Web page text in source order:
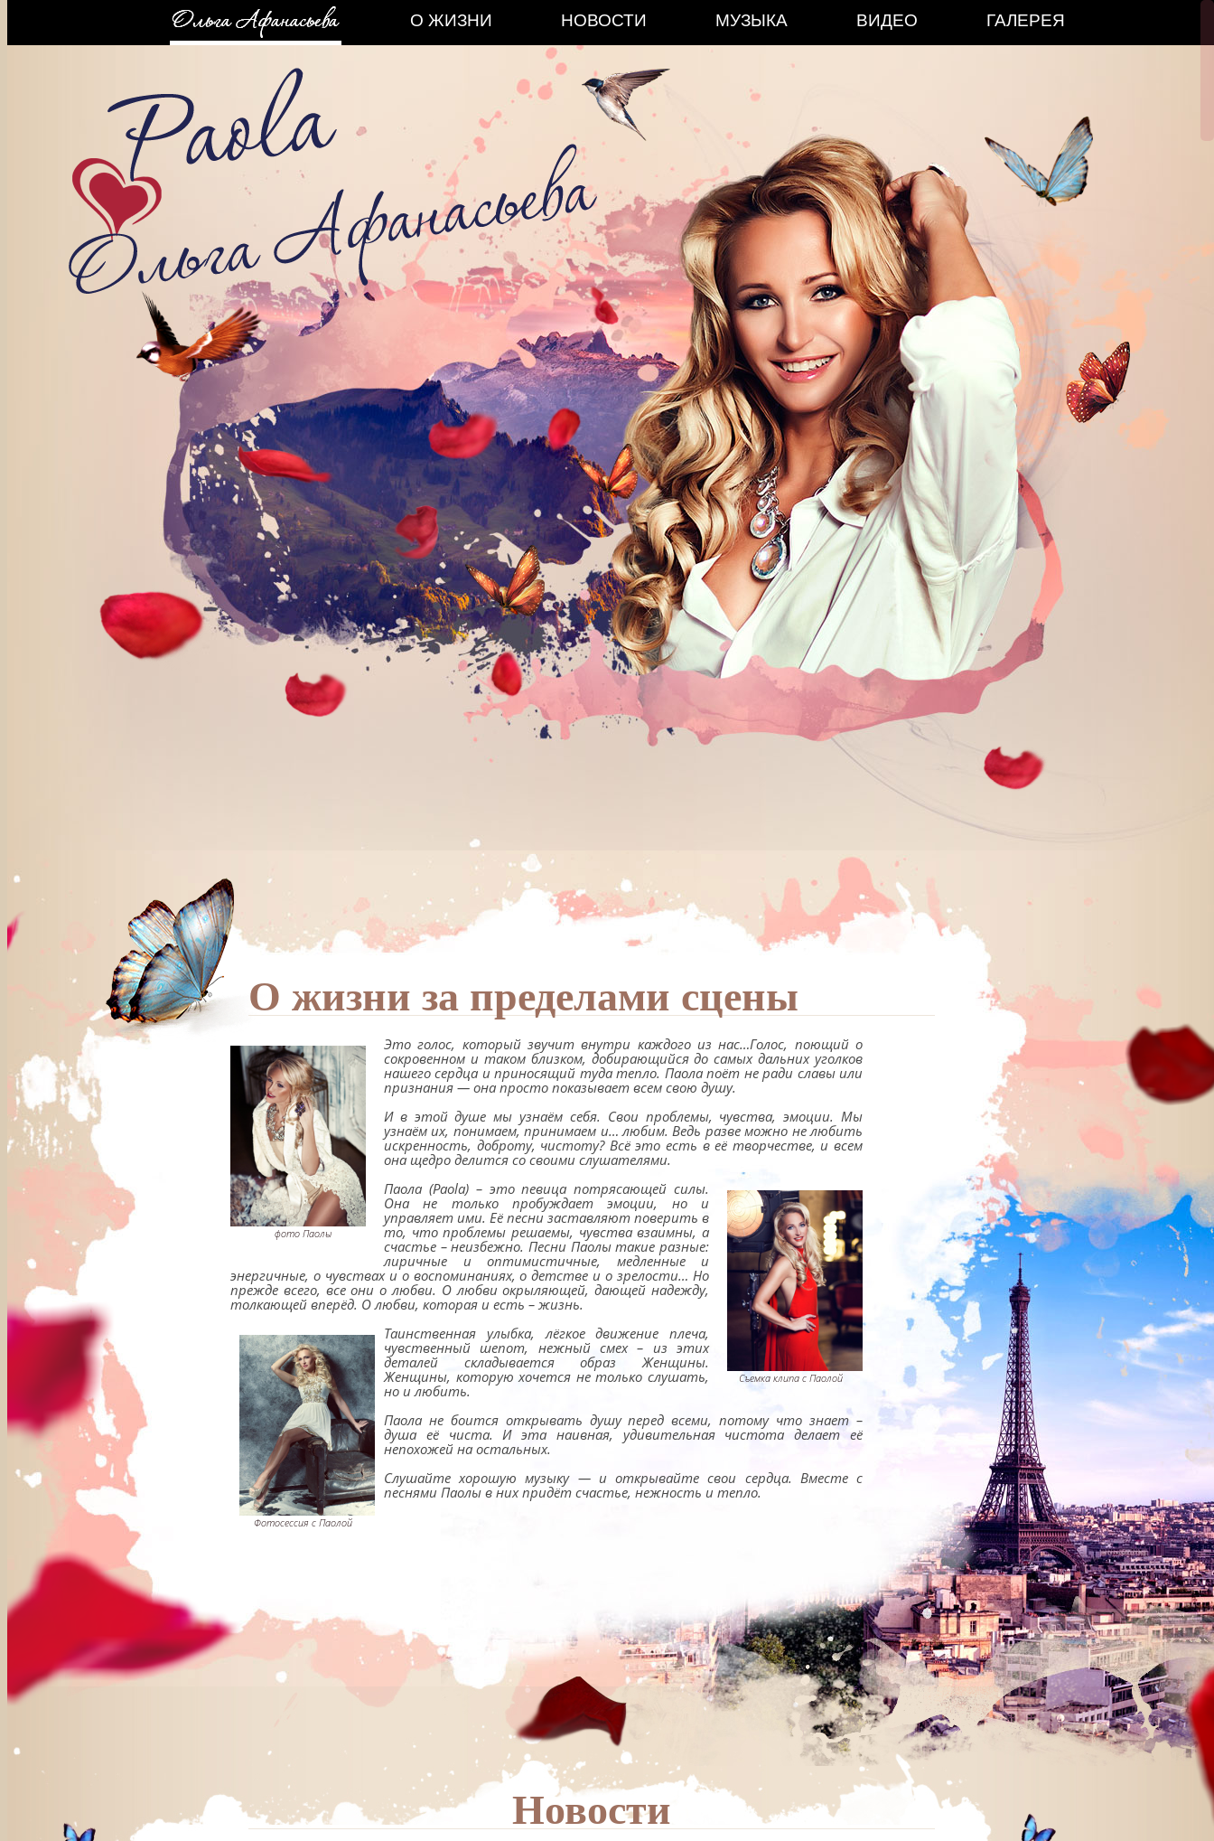
О ЖИЗНИ НОВОСТИ МУЗЫКА ВИДЕО ГАЛЕРЕЯ
О жизни за пределами сцены
фото Паолы
Это голос, который звучит внутри каждого из нас…Голос, поющий о
сокровенном и таком близком, добирающийся до самых дальних уголков
нашего сердца и приносящий туда тепло. Паола поёт не ради славы или
признания — она просто показывает всем свою душу.
И в этой душе мы узнаём себя. Свои проблемы, чувства, эмоции. Мы
узнаём их, понимаем, принимаем и… любим. Ведь разве можно не любить
искренность, доброту, чистоту? Всё это есть в её творчестве, и всем
она щедро делится со своими слушателями.
Съемка клипа с Паолой
Паола (Paola) – это певица потрясающей силы.
Она не только пробуждает эмоции, но и
управляет ими. Её песни заставляют поверить в
то, что проблемы решаемы, чувства взаимны, а
счастье – неизбежно. Песни Паолы такие разные:
лиричные и оптимистичные, медленные и
энергичные, о чувствах и о воспоминаниях, о детстве и о зрелости… Но
прежде всего, все они о любви. О любви окрыляющей, дающей надежду,
толкающей вперёд. О любви, которая и есть – жизнь.
Фотосессия с Паолой
Таинственная улыбка, лёгкое движение плеча,
чувственный шепот, нежный смех – из этих
деталей складывается образ Женщины.
Женщины, которую хочется не только слушать,
но и любить.
Паола не боится открывать душу перед всеми, потому что знает –
душа её чиста. И эта наивная, удивительная чистота делает её
непохожей на остальных.
Слушайте хорошую музыку — и открывайте свои сердца. Вместе с
песнями Паолы в них придёт счастье, нежность и тепло.
Новости